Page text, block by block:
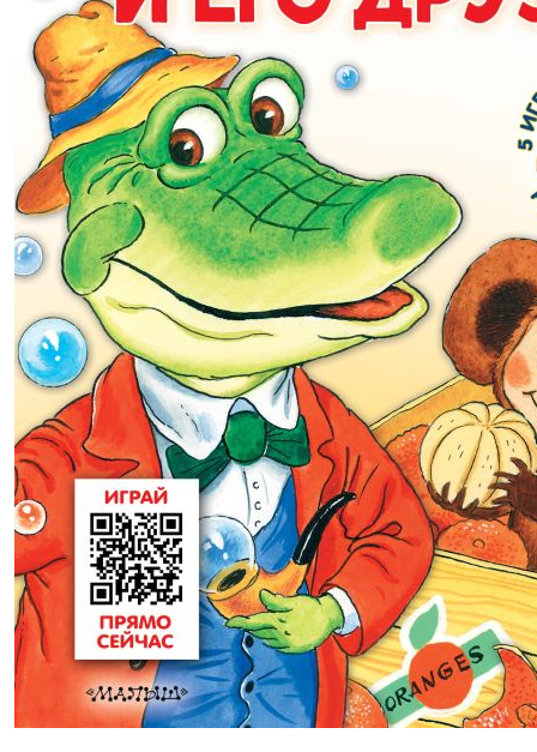
870,00р.
-40% после регистрации
Крокодил Гена и его друзья. Сказка